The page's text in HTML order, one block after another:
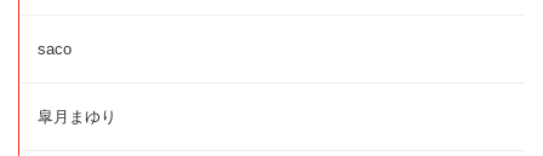
saco
皐月まゆり